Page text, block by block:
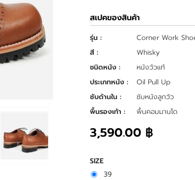
สเปคของสินค้า
รุ่น :
Corner Work
สี :
Whisky
ชนิดหนัง :
หนังวัวแท้
ประเภทหนัง :
Oil Pull Up
ซับด้านใน :
ซับหนังลูกวัว
พื้นรองเท้า :
พื้นคอมมานโด
3,590.00 ฿
SIZE
39